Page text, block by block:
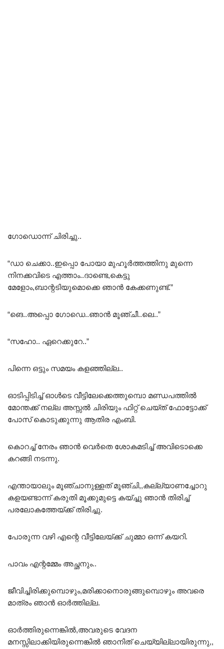
ഗോഡൊന്ന് ചിരിച്ചു..
“ഡാ ചെക്കാ..ഇപ്പൊ പോയാ മുഹൂർത്തത്തിനു മുന്നെ
നിനക്കവിടെ എത്താം..ദാണ്ടെ,കെട്ടു
മേളോം,ബാന്റടിയുമൊക്കെ ഞാൻ കേക്കണുണ്ട്.”
“ങെ..അപ്പൊ ഗോഡെ..ഞാൻ മൂഞ്ചീ..ലെ..”
“സഹോ.. ഏറെക്കുറേ..”
പിന്നെ ഒട്ടും സമയം കളഞ്ഞില്ല..
ഓടിപ്പിടിച്ച് ഓൾടെ വീട്ടിലേക്കെത്തുമ്പൊ മണ്ഡപത്തിൽ
മോന്തക്ക് നല്ല അസ്സൽ ചിരിയും ഫിറ്റ് ചെയ്ത് ഫോട്ടോക്ക്
പോസ് കൊടുക്കുന്നു ആതിര എംബി.
കൊറച്ച് നേരം ഞാൻ വെർതെ ശോകമടിച്ച് അവിടൊക്കെ
കറങ്ങി നടന്നു.
എന്തായാലും മൂഞ്ചാനുള്ളത് മൂഞ്ചി,,കല്ല്യാണച്ചോറു
കളയണ്ടാന്ന് കരുതി മൂക്കുമുട്ടെ കയ്ച്ചു ഞാൻ തിരിച്ച്
പരലോകത്തേയ്ക്ക് തിരിച്ചു.
പോരുന്ന വഴി എന്റെ വീട്ടിലേയ്ക്ക് ചുമ്മാ ഒന്ന് കയറി.
പാവം എന്റമ്മേം അച്ഛനും..
ജീവിച്ചിരിക്കുമ്പൊഴും,മരിക്കാനൊരുങ്ങുമ്പൊഴും അവരെ
മാത്രം ഞാൻ ഓർത്തില്ല.
ഓർത്തിരുന്നെങ്കിൽ,അവരുടെ വേദന
മനസ്സിലാക്കിയിരുന്നെങ്കിൽ ഞാനിത് ചെയ്യില്ലായിരുന്നു,,